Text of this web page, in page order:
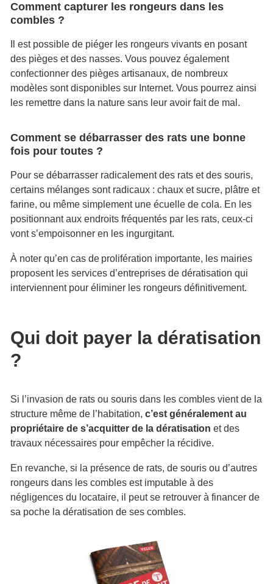
Comment capturer les rongeurs dans les
combles ?
Il est possible de piéger les rongeurs vivants en posant
des pièges et des nasses. Vous pouvez également
confectionner des pièges artisanaux, de nombreux
modèles sont disponibles sur Internet. Vous pourrez ainsi
les remettre dans la nature sans leur avoir fait de mal.
Comment se débarrasser des rats une bonne
fois pour toutes ?
Pour se débarrasser radicalement des rats et des souris,
certains mélanges sont radicaux : chaux et sucre, plâtre et
farine, ou même simplement une écuelle de cola. En les
positionnant aux endroits fréquentés par les rats, ceux-ci
vont s’empoisonner en les ingurgitant.
À noter qu’en cas de prolifération importante, les mairies
proposent les services d’entreprises de dératisation qui
interviennent pour éliminer les rongeurs définitivement.
Qui doit payer la dératisation
?
Si l’invasion de rats ou souris dans les combles vient de la
structure même de l’habitation, c’est généralement au
propriétaire de s’acquitter de la dératisation et des
travaux nécessaires pour empêcher la récidive.
En revanche, si la présence de rats, de souris ou d’autres
rongeurs dans les combles est imputable à des
négligences du locataire, il peut se retrouver à financer de
sa poche la dératisation de ses combles.